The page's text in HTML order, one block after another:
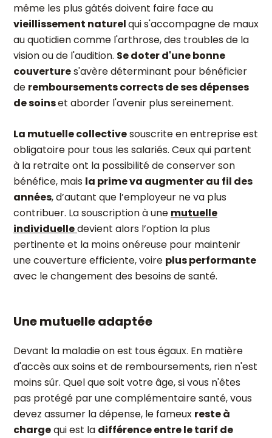
même les plus gâtés doivent faire face au
vieillissement naturelqui s'accompagne de maux
au quotidien comme l'arthrose, des troubles de la
vision ou de l'audition. Se doter d'une bonne
couvertures'avère déterminant pour bénéficier
de remboursements corrects de ses dépenses
de soinset aborder l'avenir plus sereinement.
La mutuelle collectivesouscrite en entreprise est
obligatoire pour tous les salariés. Ceux qui partent
à la retraite ont la possibilité de conserver son
bénéfice, mais la prime va augmenter au fil des
années, d’autant que l’employeur ne va plus
contribuer. La souscription à une mutuelle
individuelledevient alors l’option la plus
pertinente et la moins onéreuse pour maintenir
une couverture efficiente, voire plus performante
avec le changement des besoins de santé.
Une mutuelle adaptée
Devant la maladie on est tous égaux. En matière
d'accès aux soins et de remboursements, rien n'est
moins sûr. Quel que soit votre âge, si vous n'êtes
pas protégé par une complémentaire santé, vous
devez assumer la dépense, le fameux reste à
chargequi est la différence entre le tarif de